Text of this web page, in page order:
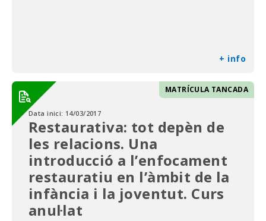
+ info
MATRÍCULA TANCADA
Data inici: 14/03/2017
Restaurativa: tot depèn de
les relacions. Una
introducció a l’enfocament
restauratiu en l’àmbit de la
infància i la joventut. Curs
anul·lat